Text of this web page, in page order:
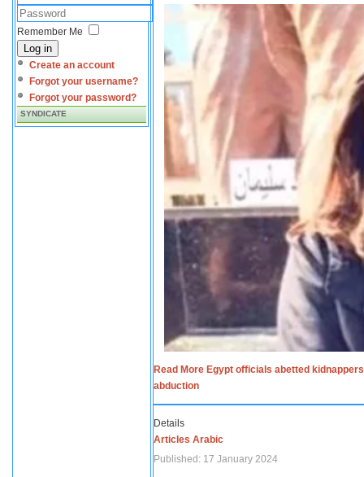
Remember Me
Log in
Create an account
Forgot your username?
Forgot your password?
SYNDICATE
Read More Egypt officials abetted
abduction
Details
Articles Arabic
Published: 17 January 2024